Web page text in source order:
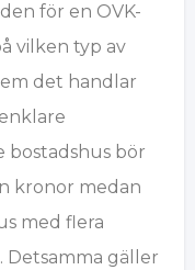
för en OVK-
vilken typ av
det handlar
bostadshus bör
kronor medan
med flera
Detsamma gäller